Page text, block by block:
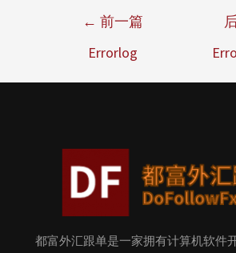
← 前一篇
Errorlog
都富外汇跟单是一家拥有计算机软件